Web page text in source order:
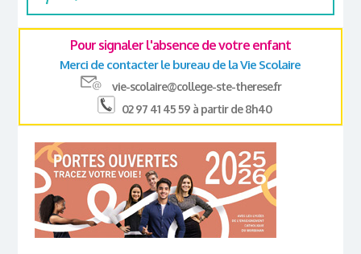
Pour signaler l'absence de votre enfant
Merci de contacter le bureau de la Vie Scolaire
vie-scolaire@college-ste-therese.fr
02 97 41 45 59 à partir de 8h40